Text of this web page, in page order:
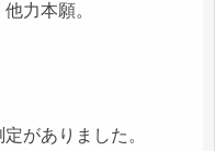
力本願。
がありました。